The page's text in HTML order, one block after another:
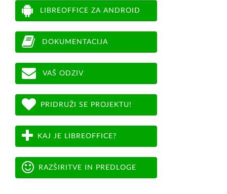
LIBREOFFICE ZA ANDROID
DOKUMENTACIJA
VAŠ ODZIV
PRIDRUŽI SE PROJEKTU!
KAJ JE LIBREOFFICE?
RAZŠIRITVE IN PREDLOGE